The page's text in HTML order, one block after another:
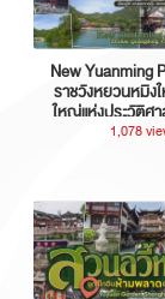
New Yuanming
ราชวังหยวนหมิง
ใหญ่แห่งประวัติ
กวางตุ้ง ประ
1,078